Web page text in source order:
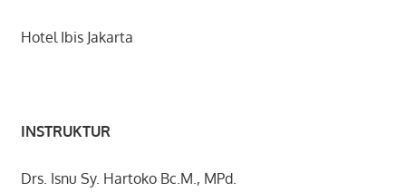
Hotel Ibis Jakarta
INSTRUKTUR
Drs. Isnu Sy. Hartoko Bc.M., MPd.